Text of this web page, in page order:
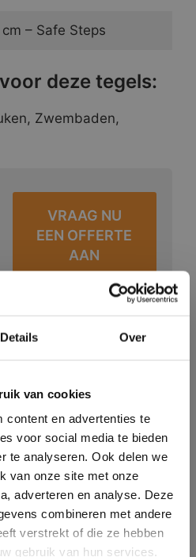
Details Over
van cookies
content en advertenties te
voor social media te bieden
te analyseren. Ook delen we
van onze site met onze
adverteren en analyse. Deze
combineren met andere
verstrekt of die ze hebben
gebruik van hun services.
– Safe Steps
deze tegels:
Zwembaden,
VRAAG NU
EEN OFFERTE
AAN
een
offerte aan:
maakt
cookies.
was deleted and is no
contact the website
cookies om de
te verbeteren. Door
onze website geeft u
voor alle cookies in
ons cookiebeleid.Lees
verder
ACCEPTEREN